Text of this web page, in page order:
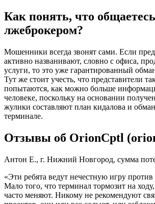
Как понять, что
лжеброкером?
Мошенники всегда звонят сами. Если
активно названивают, словно с офиса,
услуги, то это уже гарантированный
Тут же стоит учесть, что представители
попытаются, как можно больше
человеке, поскольку на основании
жулики составляют план кидалова и
терминале.
Отзывы об OrionCptl
Антон Е., г. Нижний Новгород, сумма
«Эти ребята ведут нечестную игру
Мало того, что терминал тормозит на
часто меняют. Никому не рекомендуют